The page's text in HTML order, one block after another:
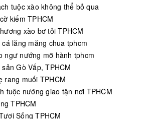
tuộc xào không thể bỏ qua
kiếm TPHCM
xào bơ tỏi TPHCM
lăng măng chua tphcm
ngư nướng mỡ hành tphcm
Gò Vấp, TPHCM
rang muối TPHCM
tuộc nướng giao tận nơi TPHCM
TPHCM
Sống TPHCM